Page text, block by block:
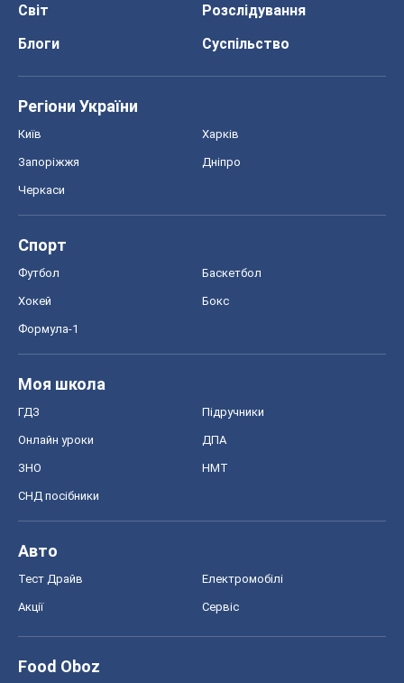
Світ
Розслідування
Блоги
Суспільство
Регіони України
Київ Харків
Запоріжжя Дніпро
Черкаси
Спорт
Футбол Баскетбол
Хокей Бокс
Формула-1
Моя школа
ГДЗ Підручники
Онлайн уроки ДПА
ЗНО НМТ
СНД посібники
Авто
Тест Драйв Електромобілі
Акції Сервіс
Food Oboz